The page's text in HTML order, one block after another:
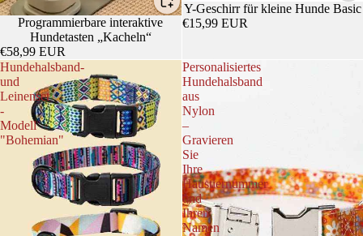
Programmierbare interaktive
Hundetasten „Kacheln“
€58,99 EUR
Y-Geschirr für kleine Hunde Basic
€15,99 EUR
Hundehalsband-
und
Leinenset
-
Modell
"Bohemian"
Personalisiertes
Hundehalsband
aus
Nylon
–
Gravieren
Sie
Ihre
Haustiernummer
und
Ihren
Namen